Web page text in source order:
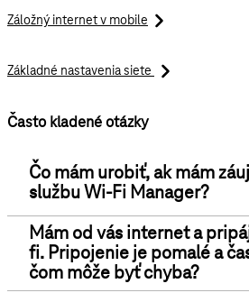
Záložný internet v mobile
Základné nastavenia siete
Často kladené otázky
Čo mám urobiť, ak mám
službu Wi-Fi Manager?
Mám od vás internet a
fi. Pripojenie je pomalé a
čom môže byť chyba?